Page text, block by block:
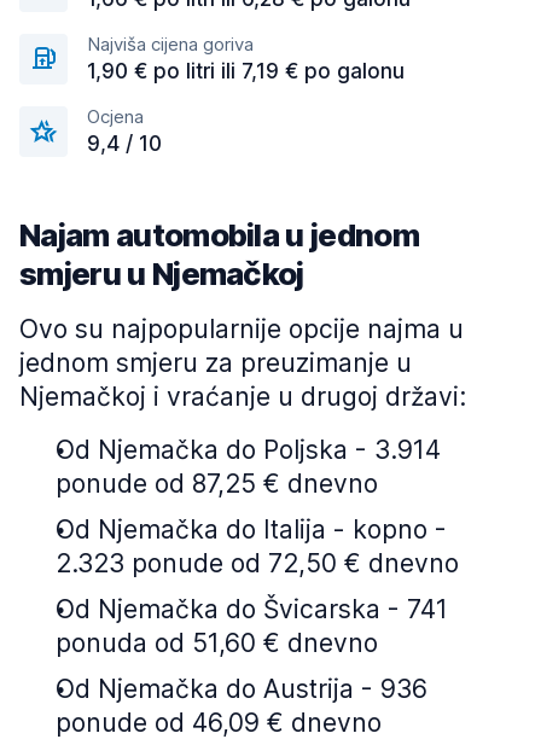
Najviša cijena goriva
1,90 € po litri ili 7,19 € po galonu
Ocjena
9,4 / 10
Najam automobila u jednom
smjeru u Njemačkoj
Ovo su najpopularnije opcije najma u
jednom smjeru za preuzimanje u
Njemačkoj i vraćanje u drugoj državi:
Od Njemačka do Poljska - 3.914
ponude od 87,25 € dnevno
Od Njemačka do Italija - kopno -
2.323 ponude od 72,50 € dnevno
Od Njemačka do Švicarska - 741
ponuda od 51,60 € dnevno
Od Njemačka do Austrija - 936
ponude od 46,09 € dnevno